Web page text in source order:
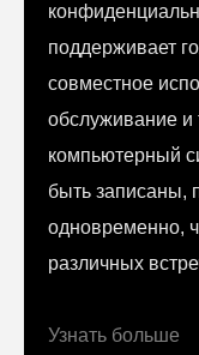
поддерживает
совместное
обслуживание и
компьютерный
быть записаны,
одновременно,
различных
Узнать больше